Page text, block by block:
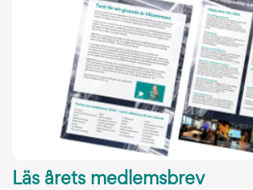
Läs årets medlemsbrev